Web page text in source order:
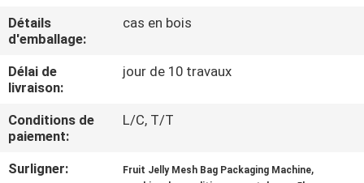
D'USINE
CONTRÔLE
DE
QUALITÉ
Détails
d'emballage:
cas en bois
Délai de
livraison:
jour de 10 travaux
Conditions de
paiement:
L/C, T/T
Surligner: Fruit Jelly Mesh Bag Packaging Machine,